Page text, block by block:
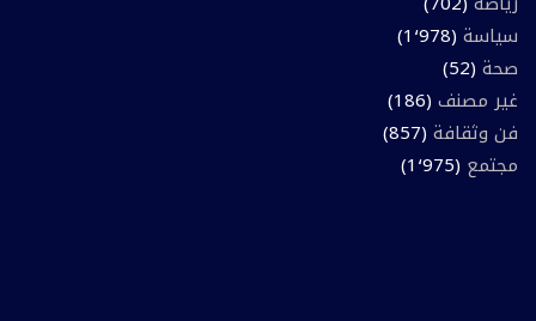
سياسة (1٬978)
صحة (52)
غير مصنف (186)
فن وثقافة (857)
مجتمع (1٬975)